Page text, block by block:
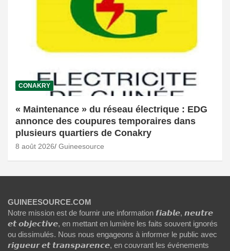
CONAKRY
« Maintenance » du réseau électrique : EDG
annonce des coupures temporaires dans
plusieurs quartiers de Conakry
8 août 2026 Guineesource
GUINEESOURCE.COM
Notre mission est de fournir une information 𝙛𝙞𝙖𝙗𝙡𝙚, 𝙣𝙚𝙪𝙩𝙧𝙚
𝙚𝙩 𝙤𝙗𝙟𝙚𝙘𝙩𝙞𝙫𝙚, en mettant en lumière les faits souvent ignorés
ou dissimulés. Nous nous engageons à informer le public avec
𝙧𝙞𝙜𝙪𝙚𝙪𝙧 𝙚𝙩 𝙩𝙧𝙖𝙣𝙨𝙥𝙖𝙧𝙚𝙣𝙘𝙚, en couvrant les événements